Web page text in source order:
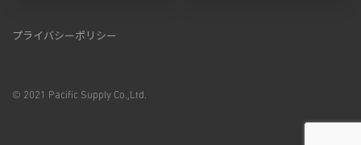
プライバシーポリシー
© 2021 Pacific Supply Co.,Ltd.